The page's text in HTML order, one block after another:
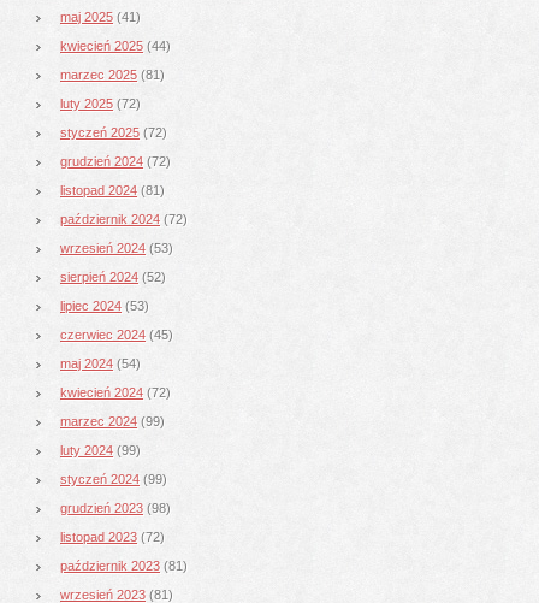
maj 2025 (41)
kwiecień 2025 (44)
marzec 2025 (81)
luty 2025 (72)
styczeń 2025 (72)
grudzień 2024 (72)
listopad 2024 (81)
październik 2024 (72)
wrzesień 2024 (53)
sierpień 2024 (52)
lipiec 2024 (53)
czerwiec 2024 (45)
maj 2024 (54)
kwiecień 2024 (72)
marzec 2024 (99)
luty 2024 (99)
styczeń 2024 (99)
grudzień 2023 (98)
listopad 2023 (72)
październik 2023 (81)
wrzesień 2023 (81)